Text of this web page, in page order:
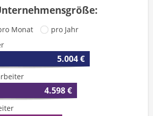
Monat
pro Jahr
5.004 €
4.598 €